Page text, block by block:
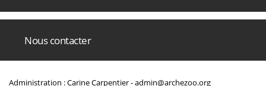
Nous contacter
Administration : Carine Carpentier -admin@archezoo.org